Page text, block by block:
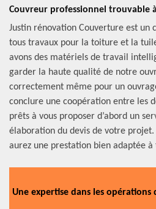
Couvreur professionnel trouvable
Justin rénovation Couverture est un
tous travaux pour la toiture et la
avons des matériels de travail
garder la haute qualité de notre
correctement même pour un
conclure une coopération entre les
prêts à vous proposer d’abord un
élaboration du devis de votre projet.
aurez une prestation bien adaptée à
Une expertise dans les opérations